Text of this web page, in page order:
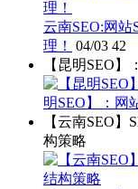
云南SEO:网站
理！
04/03 42
【昆明SEO
明SEO】：网
【云南SEO
构策略